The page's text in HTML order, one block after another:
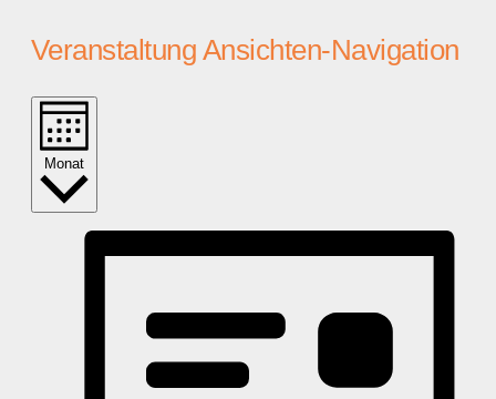
Veranstaltung Ansichten-Navigation
Monat